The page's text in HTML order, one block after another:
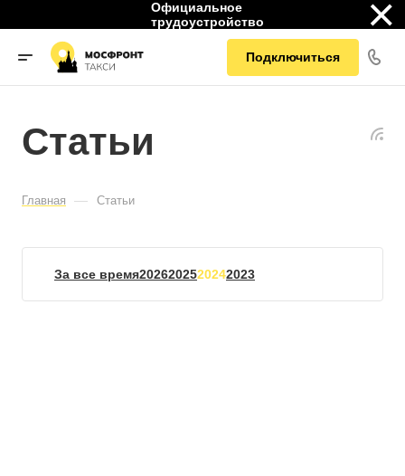
Официальное
трудоустройство
×
Подключиться
Статьи
Главная — Статьи
За все время2026202520242023